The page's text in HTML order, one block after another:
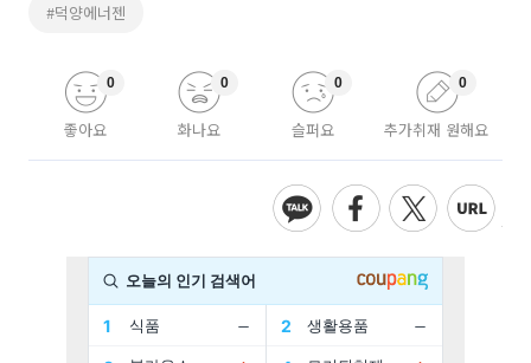
#덕양에너젠
좋아요
0
화나요
0
슬퍼요
0
추가취재 원해요
0